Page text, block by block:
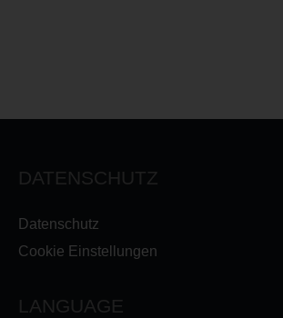
DATENSCHUTZ
Datenschutz
Cookie Einstellungen
LANGUAGE